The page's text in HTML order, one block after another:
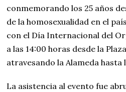
conmemorando los 25 años
de la homosexualidad en el
con el Día Internacional del
a las 14:00 horas desde la
atravesando la Alameda hasta
La asistencia al evento fue